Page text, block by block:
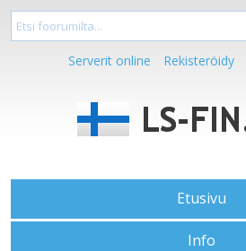
Serverit online Rekisteröidy
Etusivu
Info